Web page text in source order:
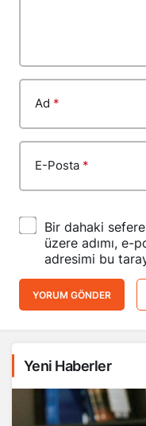
Ad *
E-Posta *
Bir dahaki
üzere adımı, e-
adresimi bu
YORUM GÖNDER
Yeni Haberler